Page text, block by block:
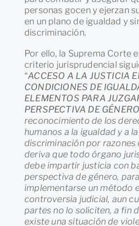
personas gocen y ejerzan
en un plano de igualdad y
discriminación.
Por ello, la Suprema Corte
criterio jurisprudencial
“ACCESO A LA JUSTICIA
CONDICIONES DE
ELEMENTOS PARA
PERSPECTIVA DE
reconocimiento de los
humanos a la igualdad y a
discriminación por razones
deriva que todo órgano
debe impartir justicia con
perspectiva de género,
implementarse un método
controversia judicial, aun
partes no lo soliciten, a fin
existe una situación de